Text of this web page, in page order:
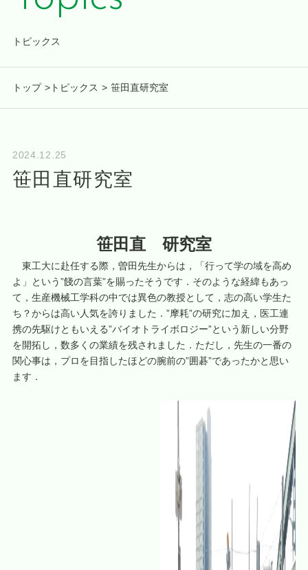
トピックス
トップ >トピックス > 笹田直研究室
2024.12.25
笹田直研究室
笹田直 研究室
東工大に赴任する際，曽田先生からは，「行って学の域を高め
よ」という”餞の言葉”を賜ったそうです．そのような経緯もあっ
て，生産機械工学科の中では異色の教授として，志の高い学生た
ち？からは高い人気を誇りました．”摩耗”の研究に加え，医工連
携の先駆けともいえる”バイオトライボロジー”という新しい分野
を開拓し，数多くの業績を残されました．ただし，先生の一番の
関心事は，プロを目指したほどの腕前の”囲碁”であったかと思い
ます．